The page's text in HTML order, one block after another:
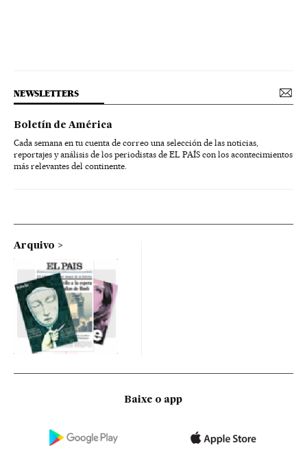
NEWSLETTERS
Boletín de América
Cada semana en tu cuenta de correo una selección de las noticias,
reportajes y análisis de los periodistas de EL PAÍS con los acontecimientos
más relevantes del continente.
Arquivo
Baixe o app